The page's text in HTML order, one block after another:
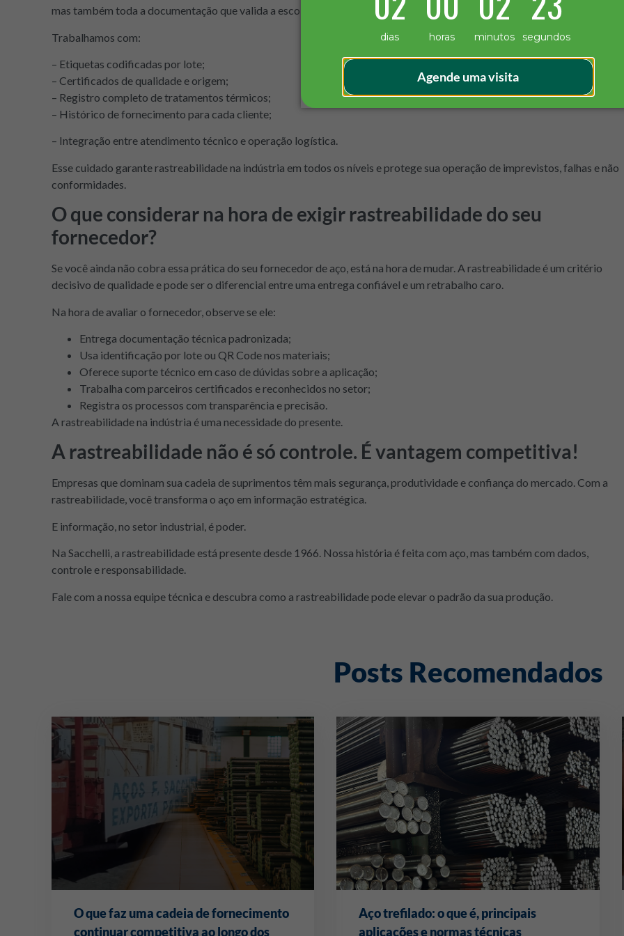
dias horas minutos segundos
Agende uma visita
mas também toda a documentação que valida a escolha técnica.
Trabalhamos com:
– Etiquetas codificadas por lote;
– Certificados de qualidade e origem;
– Registro completo de tratamentos térmicos;
– Histórico de fornecimento para cada cliente;
– Integração entre atendimento técnico e operação logística.
Esse cuidado garante rastreabilidade na indústria em todos os níveis e protege sua operação de imprevistos, falhas e não
conformidades.
O que considerar na hora de exigir rastreabilidade do seu
fornecedor?
Se você ainda não cobra essa prática do seu fornecedor de aço, está na hora de mudar. A rastreabilidade é um critério
decisivo de qualidade e pode ser o diferencial entre uma entrega confiável e um retrabalho caro.
Na hora de avaliar o fornecedor, observe se ele:
Entrega documentação técnica padronizada;
Usa identificação por lote ou QR Code nos materiais;
Oferece suporte técnico em caso de dúvidas sobre a aplicação;
Trabalha com parceiros certificados e reconhecidos no setor;
Registra os processos com transparência e precisão.
A rastreabilidade na indústria é uma necessidade do presente.
A rastreabilidade não é só controle. É vantagem competitiva!
Empresas que dominam sua cadeia de suprimentos têm mais segurança, produtividade e confiança do mercado. Com a
rastreabilidade, você transforma o aço em informação estratégica.
E informação, no setor industrial, é poder.
Na Sacchelli, a rastreabilidade está presente desde 1966. Nossa história é feita com aço, mas também com dados,
controle e responsabilidade.
Fale com a nossa equipe técnica e descubra como a rastreabilidade pode elevar o padrão da sua produção.
Posts Recomendados
O que faz uma cadeia de fornecimento
continuar competitiva ao longo dos
Aço trefilado: o que é, principais
aplicações e normas técnicas